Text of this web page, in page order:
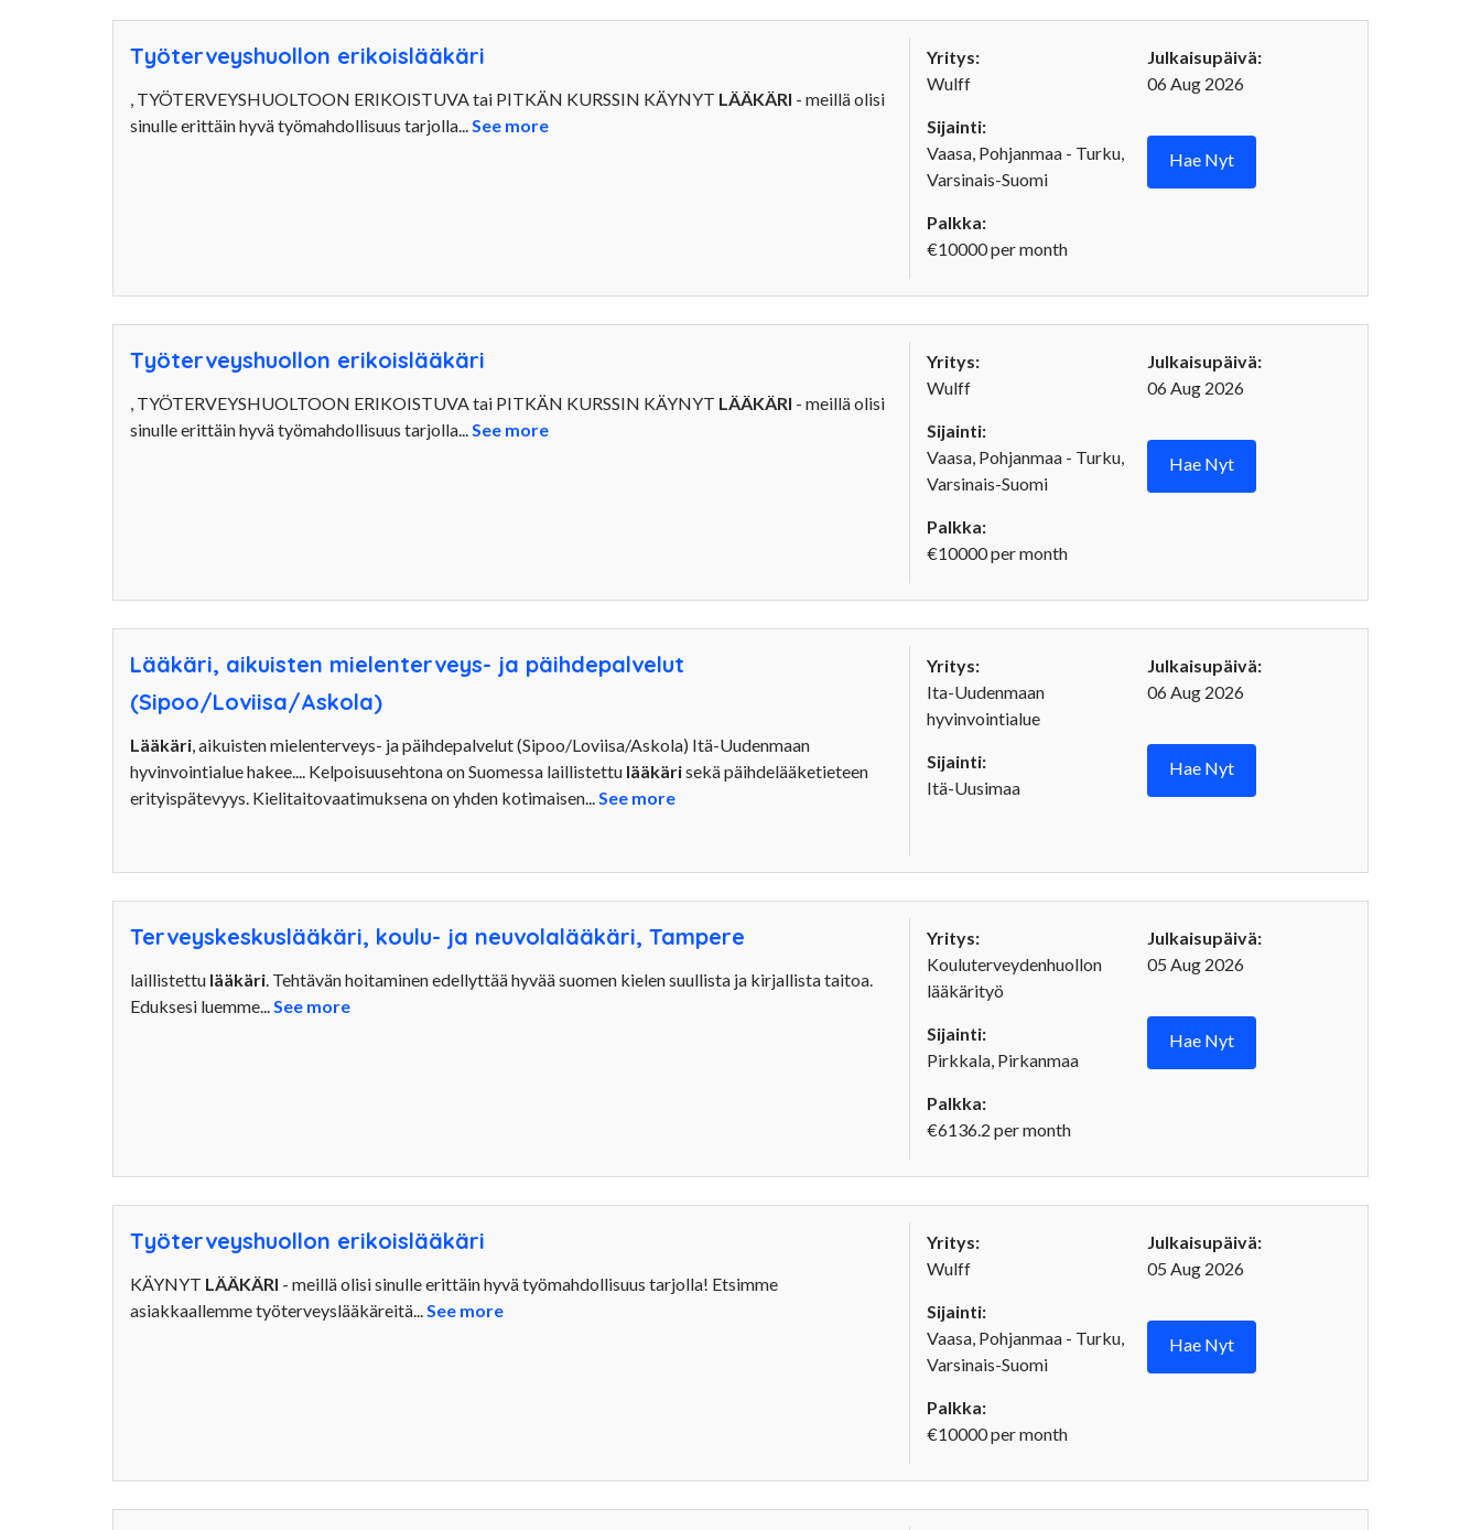
Työterveyshuollon erikoislääkäri
, TYÖTERVEYSHUOLTOON ERIKOISTUVA tai PITKÄN KURSSIN KÄYNYT LÄÄKÄRI - meillä olisi
sinulle erittäin hyvä työmahdollisuus tarjolla...See more
Yritys:
Wulff
Sijainti:
Vaasa, Pohjanmaa - Turku,
Varsinais-Suomi
Palkka:
€10000 per month
Julkaisupäivä:
06 Aug 2026
Hae Nyt
Työterveyshuollon erikoislääkäri
, TYÖTERVEYSHUOLTOON ERIKOISTUVA tai PITKÄN KURSSIN KÄYNYT LÄÄKÄRI - meillä olisi
sinulle erittäin hyvä työmahdollisuus tarjolla...See more
Yritys:
Wulff
Sijainti:
Vaasa, Pohjanmaa - Turku,
Varsinais-Suomi
Palkka:
€10000 per month
Julkaisupäivä:
06 Aug 2026
Hae Nyt
Lääkäri, aikuisten mielenterveys- ja päihdepalvelut
(Sipoo/Loviisa/Askola)
Lääkäri, aikuisten mielenterveys- ja päihdepalvelut (Sipoo/Loviisa/Askola) Itä-Uudenmaan
hyvinvointialue hakee.... Kelpoisuusehtona on Suomessa laillistettu lääkärisekä päihdelääketieteen
erityispätevyys. Kielitaitovaatimuksena on yhden kotimaisen...See more
Yritys:
Ita-Uudenmaan
hyvinvointialue
Sijainti:
Itä-Uusimaa
Julkaisupäivä:
06 Aug 2026
Hae Nyt
Terveyskeskuslääkäri, koulu- ja neuvolalääkäri, Tampere
laillistettu lääkäri. Tehtävän hoitaminen edellyttää hyvää suomen kielen suullista ja kirjallista taitoa.
Eduksesi luemme...See more
Yritys:
Kouluterveydenhuollon
lääkärityö
Sijainti:
Pirkkala, Pirkanmaa
Palkka:
€6136.2 per month
Julkaisupäivä:
05 Aug 2026
Hae Nyt
Työterveyshuollon erikoislääkäri
KÄYNYT LÄÄKÄRI - meillä olisi sinulle erittäin hyvä työmahdollisuus tarjolla! Etsimme
asiakkaallemme työterveyslääkäreitä...See more
Yritys:
Wulff
Sijainti:
Vaasa, Pohjanmaa - Turku,
Varsinais-Suomi
Palkka:
€10000 per month
Julkaisupäivä:
05 Aug 2026
Hae Nyt